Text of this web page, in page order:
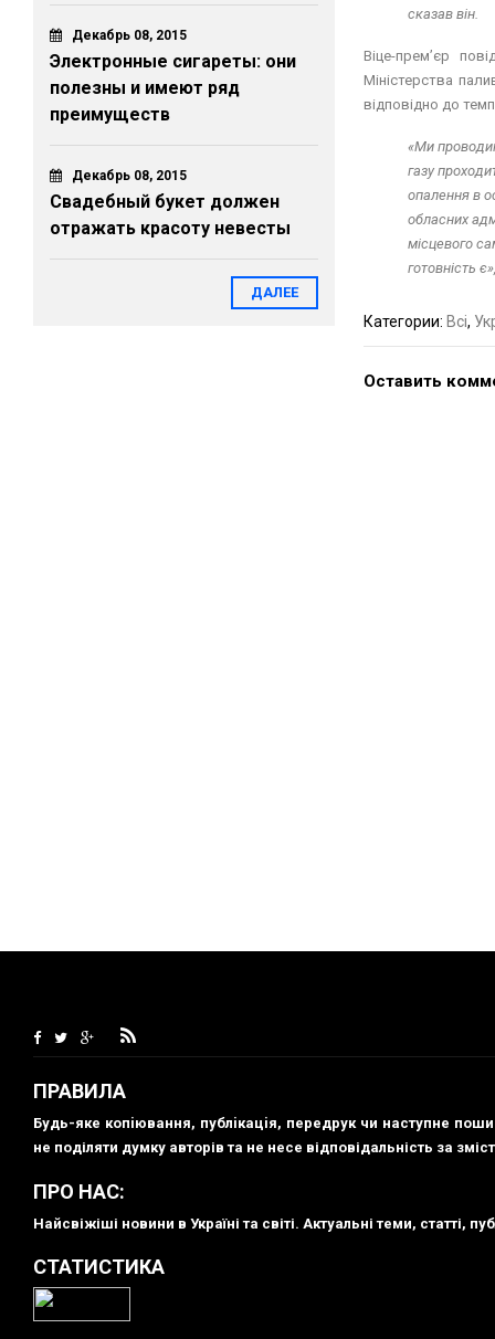
сказав він.
Віце-прем’єр
Міністерства
відповідно до
«Ми
газу
опалення в
обласних
місцевого
готовність
Категории: Всі,
Оставить
Декабрь 08, 2015
Электронные сигареты: они
полезны и имеют ряд
преимуществ
Декабрь 08, 2015
Свадебный букет должен
отражать красоту невесты
ДАЛЕЕ
ПРАВИЛА
Будь-яке копiювання, публiкацiя, передрук чи наступне
не поділяти думку авторів та не несе відповідальність за
ПРО НАС:
Найсвіжіші новини в Україні та світі. Актуальні теми,
СТАТИСТИКА